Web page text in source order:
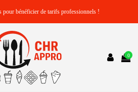
pour bénéficier de tarifs professionnels !
pour bénéficier de tarifs professionnels !
0